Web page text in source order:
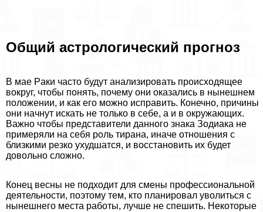
Общий астрологический прогноз
В мае Paки часто будут анализировать происходящее
вокруг, чтобы понять, почему они оказались в нынешнем
положении, и как его можно исправить. Конечно, причины
они начнут искать не только в себе, а и в окружающих.
Важно чтобы представители данного знака Зодиака не
примеряли на себя роль тирана, иначе отношения с
близкими резко ухудшатся, и восстановить их будет
довольно сложно.
Конец весны не подходит для смены профессиональной
деятельности, поэтому тем, кто планировал уволиться с
нынешнего места работы, лучше не спешить. Некоторые